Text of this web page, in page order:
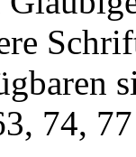
74,